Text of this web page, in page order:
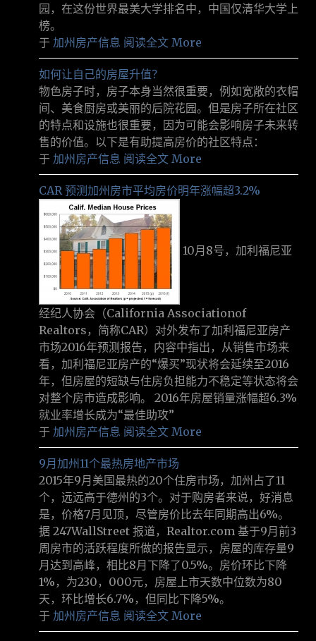
园，在这份世界最美大学排名中，中国仅清华大学上
榜。
于 加州房产信息 阅读全文 More
如何让自己的房屋升值？
物色房子时，房子本身当然很重要，例如宽敞的衣帽
间、美食厨房或美丽的后院花园。但是房子所在社区
的特点和设施也很重要，因为可能会影响房子未来转
售的价值。以下是有助提高房价的社区特点：
于 加州房产信息 阅读全文 More
CAR 预测加州房市平均房价明年涨幅超3.2%
10月8号，加利福尼亚
经纪人协会（California Associationof
Realtors，简称CAR）对外发布了加利福尼亚房产
市场2016年预测报告，内容中指出，从销售市场来
看，加利福尼亚房产的“爆买”现状将会延续至2016
年，但房屋的短缺与住房负担能力不稳定等状态将会
对整个房市造成影响。 2016年房屋销量涨幅超6.3%
就业率增长成为“最佳助攻”
于 加州房产信息 阅读全文 More
9月加州11个最热房地产市场
2015年9月美国最热的20个住房市场，加州占了11
个，远远高于德州的3个。对于购房者来说，好消息
是，价格7月见顶，尽管房价比去年同期高出6%。
据 247WallStreet 报道，Realtor.com 基于9月前3
周房市的活跃程度所做的报告显示，房屋的库存量9
月达到高峰，相比8月下降了0.5%。房价环比下降
1%，为230，000元，房屋上市天数中位数为80
天，环比增长6.7%，但同比下降5%。
于 加州房产信息 阅读全文 More